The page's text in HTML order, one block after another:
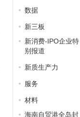
数据
新三板
新消费-IPO企业特
别报道
新质生产力
服务
材料
海南自贸港全岛封